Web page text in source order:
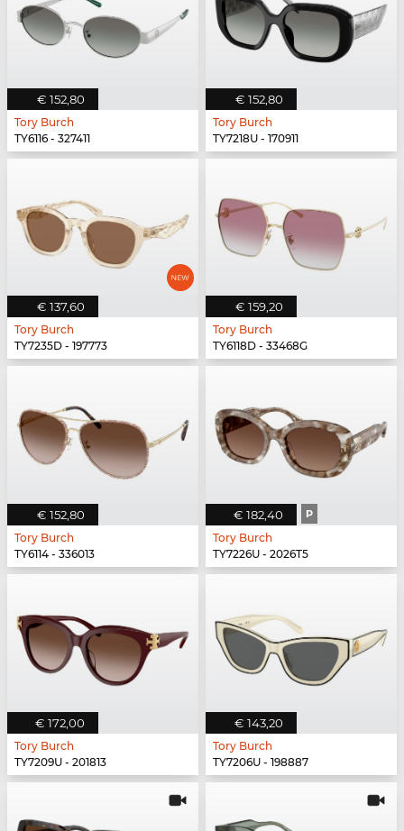
€ 152,80
Tory Burch
TY6116 - 327411
€ 152,80
Tory Burch
TY7218U - 170911
€ 137,60
Tory Burch
TY7235D - 197773
€ 159,20
Tory Burch
TY6118D - 33468G
€ 152,80
Tory Burch
TY6114 - 336013
€ 182,40 P
Tory Burch
TY7226U - 2026T5
€ 172,00
Tory Burch
TY7209U - 201813
€ 143,20
Tory Burch
TY7206U - 198887